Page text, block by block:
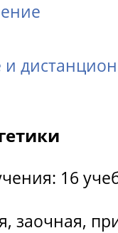
16
заочная,